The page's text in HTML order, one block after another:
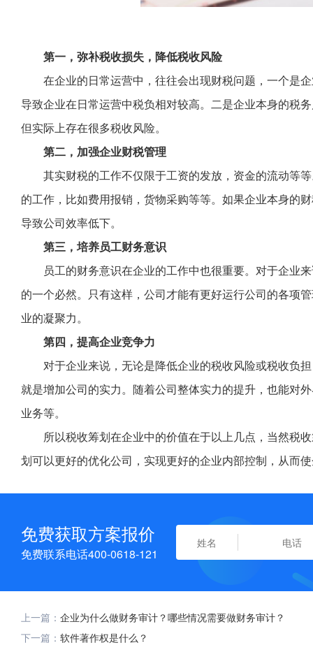
第一，弥补税收损失，降低税收风险
在企业的日常运营中，往往会出现财税问题，一个是
导致企业在日常运营中税负相对较高。二是企业本身的税
但实际上存在很多税收风险。
第二，加强企业财税管理
其实财税的工作不仅限于工资的发放，资金的流动等
的工作，比如费用报销，货物采购等等。如果企业本身的
导致公司效率低下。
第三，培养员工财务意识
员工的财务意识在企业的工作中也很重要。对于企业
的一个必然。只有这样，公司才能有更好运行公司的各项
业的凝聚力。
第四，提高企业竞争力
对于企业来说，无论是降低企业的税收风险或税收负
就是增加公司的实力。随着公司整体实力的提升，也能对
业务等。
所以税收筹划在企业中的价值在于以上几点，当然税
划可以更好的优化公司，实现更好的企业内部控制，从而
免费获取方案报价
免费联系电话400-0618-121
上一篇： 企业为什么做财务审计？哪些情况需要做财务审计？
下一篇： 软件著作权是什么？